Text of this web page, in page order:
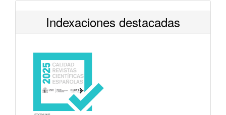
Indexaciones destacadas